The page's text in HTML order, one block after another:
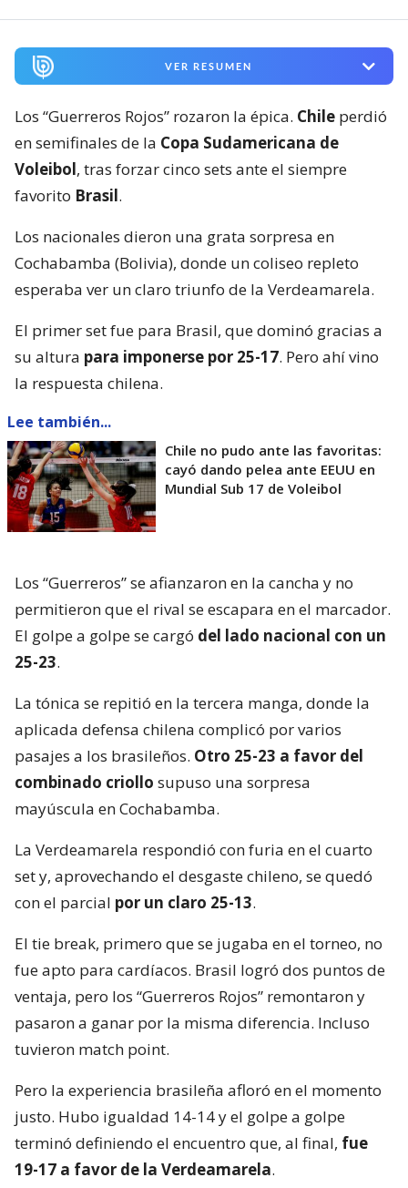
VER RESUMEN
Los “Guerreros Rojos” rozaron la épica. Chile perdió
en semifinales de la Copa Sudamericana de
Voleibol, tras forzar cinco sets ante el siempre
favorito Brasil.
Los nacionales dieron una grata sorpresa en
Cochabamba (Bolivia), donde un coliseo repleto
esperaba ver un claro triunfo de la Verdeamarela.
El primer set fue para Brasil, que dominó gracias a
su altura para imponerse por 25-17. Pero ahí vino
la respuesta chilena.
Lee también...
Chile no pudo ante las favoritas:
cayó dando pelea ante EEUU en
Mundial Sub 17 de Voleibol
Los “Guerreros” se afianzaron en la cancha y no
permitieron que el rival se escapara en el marcador.
El golpe a golpe se cargó del lado nacional con un
25-23.
La tónica se repitió en la tercera manga, donde la
aplicada defensa chilena complicó por varios
pasajes a los brasileños. Otro 25-23 a favor del
combinado criollo supuso una sorpresa
mayúscula en Cochabamba.
La Verdeamarela respondió con furia en el cuarto
set y, aprovechando el desgaste chileno, se quedó
con el parcial por un claro 25-13.
El tie break, primero que se jugaba en el torneo, no
fue apto para cardíacos. Brasil logró dos puntos de
ventaja, pero los “Guerreros Rojos” remontaron y
pasaron a ganar por la misma diferencia. Incluso
tuvieron match point.
Pero la experiencia brasileña afloró en el momento
justo. Hubo igualdad 14-14 y el golpe a golpe
terminó definiendo el encuentro que, al final, fue
19-17 a favor de la Verdeamarela.